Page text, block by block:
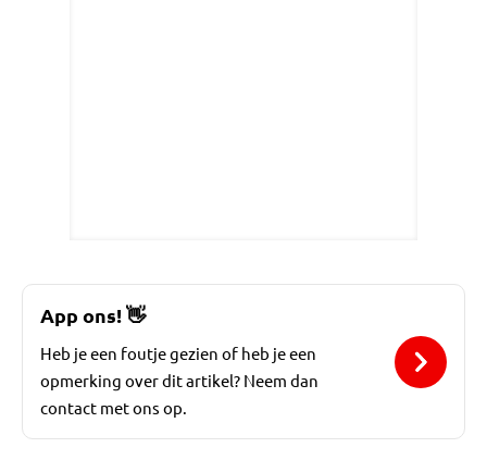
App ons!👋
Heb je een foutje gezien of heb je een
opmerking over dit artikel? Neem dan
contact met ons op.